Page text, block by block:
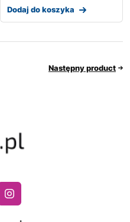
Dodaj do koszyka
Następny product